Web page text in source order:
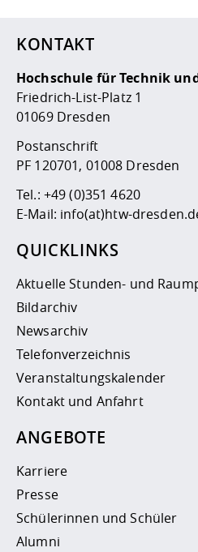
KONTAKT
Hochschule für Technik
Friedrich-List-Platz 1
01069 Dresden
Postanschrift
PF 120701, 01008 Dresden
Tel.: +49 (0)351 4620
E-Mail: info(at)htw-
QUICKLINKS
Aktuelle Stunden- und
Bildarchiv
Newsarchiv
Telefonverzeichnis
Veranstaltungskalender
Kontakt und Anfahrt
ANGEBOTE
Karriere
Presse
Schülerinnen und Schüler
Alumni